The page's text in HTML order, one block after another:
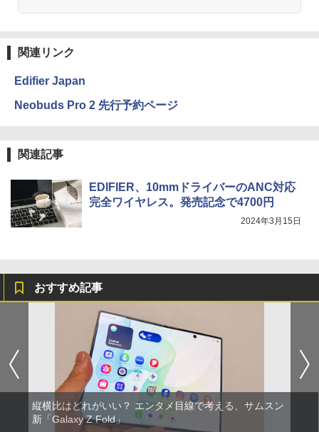
関連リンク
Edifier Japan
Neobuds Pro 2 先行予約ページ
関連記事
EDIFIER、10mmドライバーのANC対応
完全ワイヤレス。発売記念で4700円
2024年3月15日
おすすめ記事
縦横比はどれがいい？ エンタメ目線で考える、サムスン
新「Galaxy Z Fold」